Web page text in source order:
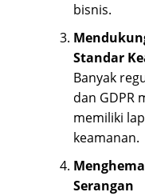
bisnis.
Standar
Banyak
dan GDPR
memiliki
keamanan.
Serangan